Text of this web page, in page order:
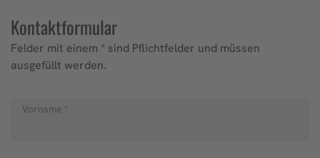
Kontaktformular
Felder mit einem * sind Pflichtfelder und müssen
ausgefüllt werden.
Vorname *